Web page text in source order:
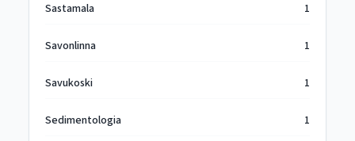
Sastamala 1
Savonlinna 1
Savukoski 1
Sedimentologia 1